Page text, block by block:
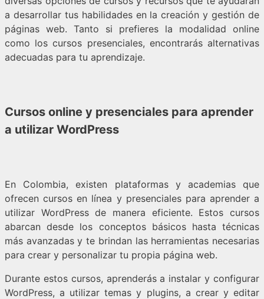
a desarrollar tus habilidades en la creación y gestión de
páginas web. Tanto si prefieres la modalidad online
como los cursos presenciales, encontrarás alternativas
adecuadas para tu aprendizaje.
Cursos online y presenciales para aprender
a utilizar WordPress
En Colombia, existen plataformas y academias que
ofrecen cursos en línea y presenciales para aprender a
utilizar WordPress de manera eficiente. Estos cursos
abarcan desde los conceptos básicos hasta técnicas
más avanzadas y te brindan las herramientas necesarias
para crear y personalizar tu propia página web.
Durante estos cursos, aprenderás a instalar y configurar
WordPress, a utilizar temas y plugins, a crear y editar